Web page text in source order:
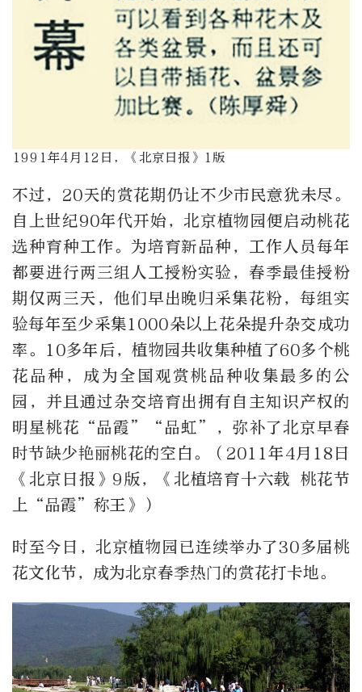
1991年4月12日，《北京日报》1版
不过，20天的赏花期仍让不少市民意犹未尽。
自上世纪90年代开始，北京植物园便启动桃花
选种育种工作。为培育新品种，工作人员每年
都要进行两三组人工授粉实验，春季最佳授粉
期仅两三天，他们早出晚归采集花粉，每组实
验每年至少采集1000朵以上花朵提升杂交成功
率。10多年后，植物园共收集种植了60多个桃
花品种，成为全国观赏桃品种收集最多的公
园，并且通过杂交培育出拥有自主知识产权的
明星桃花“品霞”“品虹”，弥补了北京早春
时节缺少艳丽桃花的空白。（2011年4月18日
《北京日报》9版，《北植培育十六载 桃花节
上“品霞”称王》）
时至今日，北京植物园已连续举办了30多届桃
花文化节，成为北京春季热门的赏花打卡地。